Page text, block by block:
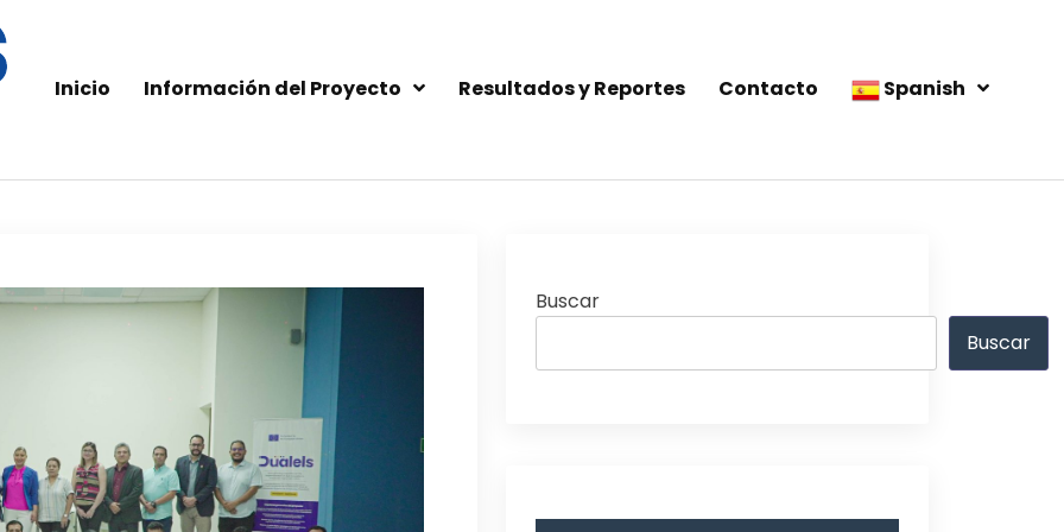
Inicio Información del Proyecto Resultados y Reportes Contacto Spanish
Buscar
Buscar